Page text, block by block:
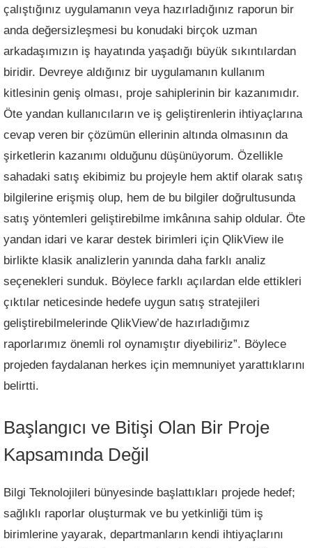
çalıştığınız uygulamanın veya hazırladığınız raporun bir
anda değersizleşmesi bu konudaki birçok uzman
arkadaşımızın iş hayatında yaşadığı büyük sıkıntılardan
biridir. Devreye aldığınız bir uygulamanın kullanım
kitlesinin geniş olması, proje sahiplerinin bir kazanımıdır.
Öte yandan kullanıcıların ve iş geliştirenlerin ihtiyaçlarına
cevap veren bir çözümün ellerinin altında olmasının da
şirketlerin kazanımı olduğunu düşünüyorum. Özellikle
sahadaki satış ekibimiz bu projeyle hem aktif olarak satış
bilgilerine erişmiş olup, hem de bu bilgiler doğrultusunda
satış yöntemleri geliştirebilme imkânına sahip oldular. Öte
yandan idari ve karar destek birimleri için QlikView ile
birlikte klasik analizlerin yanında daha farklı analiz
seçenekleri sunduk. Böylece farklı açılardan elde ettikleri
çıktılar neticesinde hedefe uygun satış stratejileri
geliştirebilmelerinde QlikView’de hazırladığımız
raporlarımız önemli rol oynamıştır diyebiliriz”. Böylece
projeden faydalanan herkes için memnuniyet yarattıklarını
belirtti.
Başlangıcı ve Bitişi Olan Bir Proje
Kapsamında Değil
Bilgi Teknolojileri bünyesinde başlattıkları projede hedef;
sağlıklı raporlar oluşturmak ve bu yetkinliği tüm iş
birimlerine yayarak, departmanların kendi ihtiyaçlarını